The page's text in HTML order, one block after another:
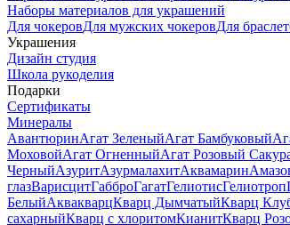
Наборы материалов для украшений
Для чокеровДля мужских чокеровДля
Украшения
Дизайн студия
Школа рукоделия
Подарки
Сертификаты
Минералы
АвантюринАгат ЗеленыйАгат Бамбуковый
МоховойАгат ОгненныйАгат Розовый
ЧерныйАзуритАзурмалахитАквамарин
глазВарисцитГабброГагатГелиотисГелиотроп
БелыйАквакварцКварц ДымчатыйКварц
сахарныйКварц с хлоритомКианитКварц